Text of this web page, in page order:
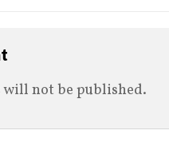
will not be published.